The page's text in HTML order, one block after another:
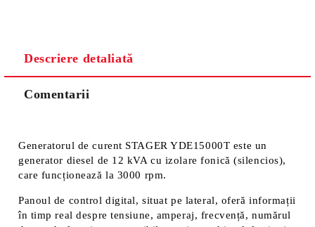
Descriere detaliată
Comentarii
Generatorul de curent STAGER YDE15000T este un
generator diesel de 12 kVA cu izolare fonică (silencios),
care funcționează la 3000 rpm.
Panoul de control digital, situat pe lateral, oferă informații
în timp real despre tensiune, amperaj, frecvență, numărul